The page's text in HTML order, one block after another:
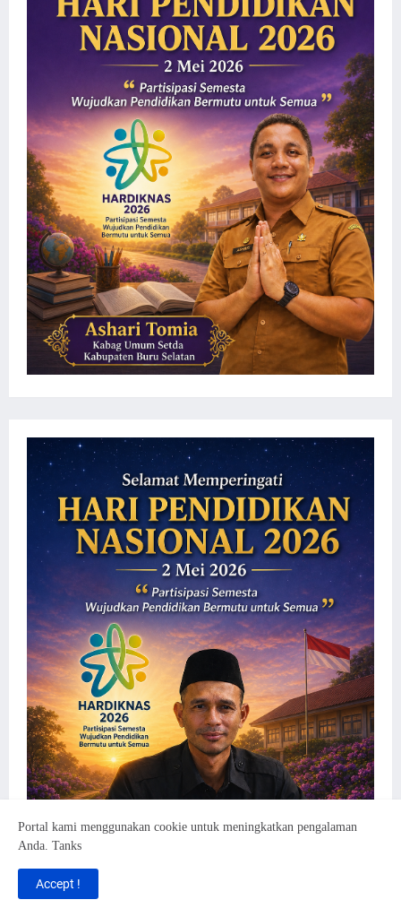
Portal kami menggunakan cookie untuk meningkatkan pengalaman
Anda. Tanks
Accept !